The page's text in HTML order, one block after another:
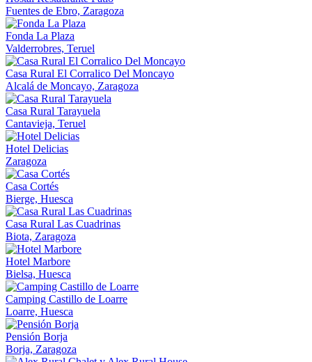
Fuentes de Ebro, Zaragoza
Fonda La Plaza
Valderrobres, Teruel
Casa Rural El Corralico Del Moncayo
Alcalá de Moncayo, Zaragoza
Casa Rural Tarayuela
Cantavieja, Teruel
Hotel Delicias
Zaragoza
Casa Cortés
Bierge, Huesca
Casa Rural Las Cuadrinas
Biota, Zaragoza
Hotel Marbore
Bielsa, Huesca
Camping Castillo de Loarre
Loarre, Huesca
Pensión Borja
Borja, Zaragoza